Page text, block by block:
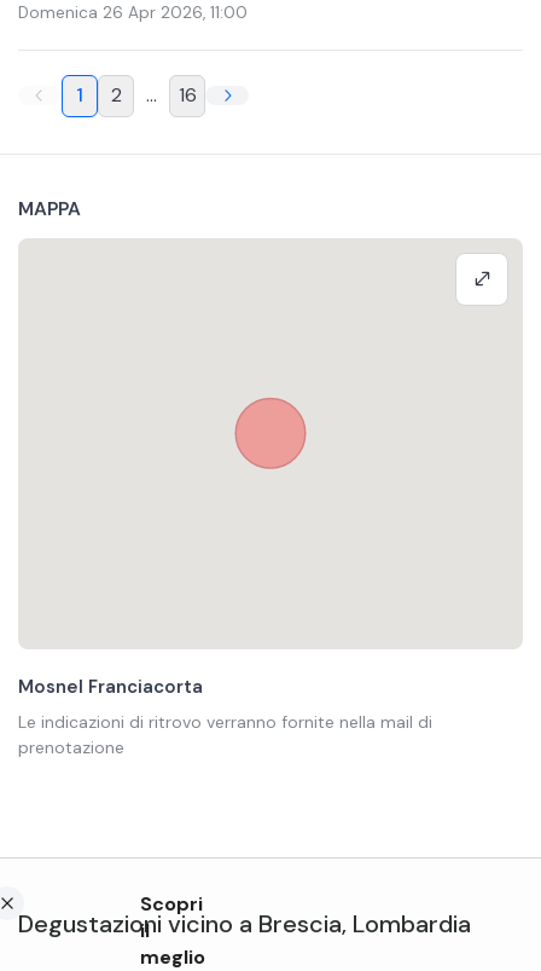
Domenica 26 Apr 2026, 11:00
1 2 ... 16
MAPPA
Mosnel Franciacorta
Le indicazioni di ritrovo verranno fornite nella mail di
prenotazione
Degustazioni vicino a Brescia, Lombardia
Scopri
il
meglio